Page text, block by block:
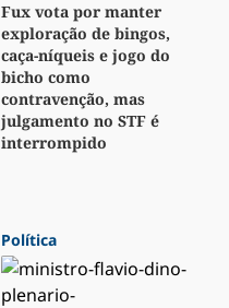
Fux vota por manter
exploração de bingos,
caça-níqueis e jogo do
bicho como
contravenção, mas
julgamento no STF é
interrompido
Política